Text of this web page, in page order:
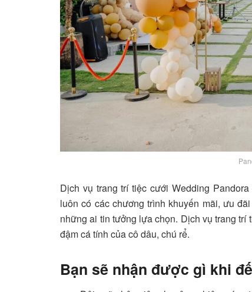
Dịch vụ trang trí tiệc cưới Wedding
luôn có các chương trình khuyến mãi, ưu
những ai tin tưởng lựa chọn. Dịch vụ trang
đậm cá tính của cô dâu, chú rể.
Bạn sẽ nhận được gì khi